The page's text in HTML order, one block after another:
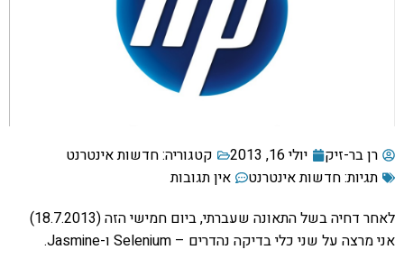
רן בר-זיק יולי 16, 2013 קטגוריה:חדשות אינטרנט
תגיות:חדשות אינטרנט
אין תגובות
לאחר דחיה בשל התאונה שעברתי, ביום חמישי הזה (18.7.2013)
אני מרצה על שני כלי בדיקה נהדרים – Selenium ו-Jasmine.